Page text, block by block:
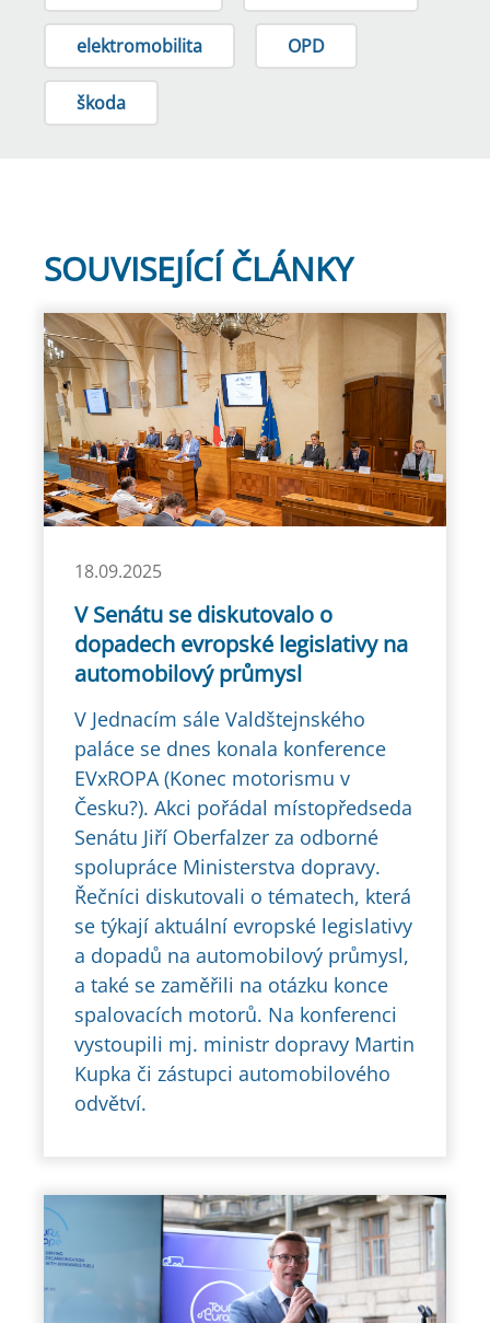
elektromobilita OPD
škoda
SOUVISEJÍCÍ ČLÁNKY
18.09.2025
V Senátu se diskutovalo o
dopadech evropské legislativy na
automobilový průmysl
V Jednacím sále Valdštejnského
paláce se dnes konala konference
EVxROPA (Konec motorismu v
Česku?). Akci pořádal místopředseda
Senátu Jiří Oberfalzer za odborné
spolupráce Ministerstva dopravy.
Řečníci diskutovali o tématech, která
se týkají aktuální evropské legislativy
a dopadů na automobilový průmysl,
a také se zaměřili na otázku konce
spalovacích motorů. Na konferenci
vystoupili mj. ministr dopravy Martin
Kupka či zástupci automobilového
odvětví.